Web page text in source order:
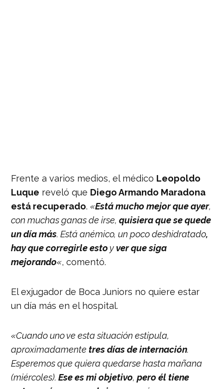
Frente a varios medios, el médico Leopoldo
Luque reveló que Diego Armando Maradona
está recuperado.«Está mucho mejor que ayer,
con muchas ganas de irse,quisiera que se quede
un día más. Está anémico, un poco deshidratado,
hay que corregirle esto y ver que siga
mejorando«, comentó.
El exjugador de Boca Juniors no quiere estar
un día más en el hospital.
«Cuando uno ve esta situación estipula,
aproximadamentetres días de internación.
Esperemos que quiera quedarse hasta mañana
(miércoles).Ese es mi objetivo, pero él tiene